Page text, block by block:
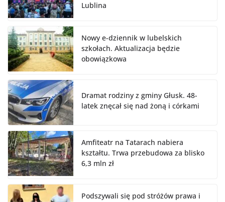
Lublina
Nowy e-dziennik w lubelskich
szkołach. Aktualizacja będzie
obowiązkowa
Dramat rodziny z gminy Głusk. 48-
latek znęcał się nad żoną i córkami
Amfiteatr na Tatarach nabiera
kształtu. Trwa przebudowa za blisko
6,3 mln zł
Podszywali się pod stróżów prawa i